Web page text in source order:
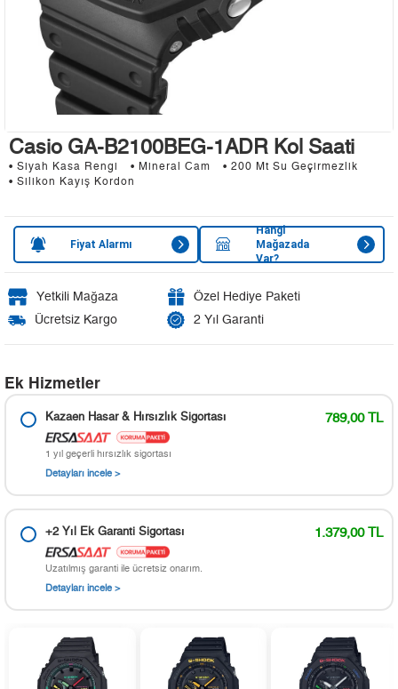
Casio GA-B2100BEG-1ADR Kol Saati
• Siyah Kasa Rengi • Mineral Cam
• 200 Mt Su Geçirmezlik
• Silikon Kayış Kordon
Fiyat Alarmı
Hangi
Mağazada
Var?
Yetkili Mağaza
Özel Hediye Paketi
Ücretsiz Kargo
2 Yıl Garanti
Ek Hizmetler
Kazaen Hasar & Hırsızlık Sigortası 789,00 TL
1 yıl geçerli hırsızlık sigortası
Detayları incele >
+2 Yıl Ek Garanti Sigortası 1.379,00 TL
Uzatılmış garanti ile ücretsiz onarım.
Detayları incele >